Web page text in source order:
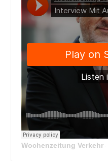
Wochenzeitung Verkehr ·